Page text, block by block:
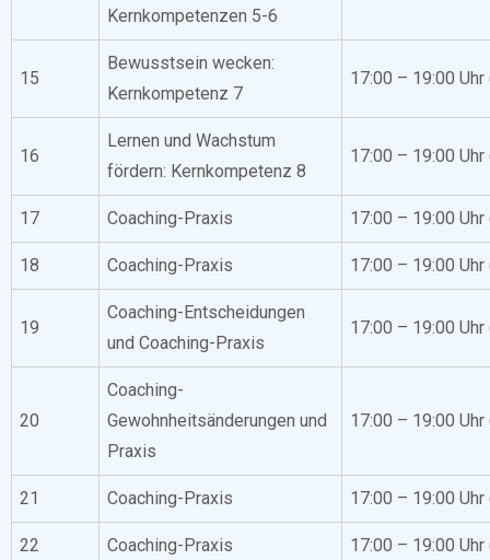
Kernkompetenzen 5-6
15
Bewusstsein wecken:
Kernkompetenz 7
17:00 – 19:00 Uhr
16
Lernen und Wachstum
fördern: Kernkompetenz 8
17:00 – 19:00 Uhr
17 Coaching-Praxis 17:00 – 19:00 Uhr
18 Coaching-Praxis 17:00 – 19:00 Uhr
19
Coaching-Entscheidungen
und Coaching-Praxis
17:00 – 19:00 Uhr
20
Coaching-
Gewohnheitsänderungen und
Praxis
17:00 – 19:00 Uhr
21 Coaching-Praxis 17:00 – 19:00 Uhr
22 Coaching-Praxis 17:00 – 19:00 Uhr